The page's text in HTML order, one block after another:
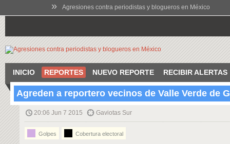
» Agresiones contra periodistas y blogueros en México
INICIO REPORTES NUEVO REPORTE RECIBIR ALERTAS
Agreden a reportero vecinos de Valle Verde de
20:06 Jun 7 2015 Gaviotas Sur
Golpes Cobertura electoral